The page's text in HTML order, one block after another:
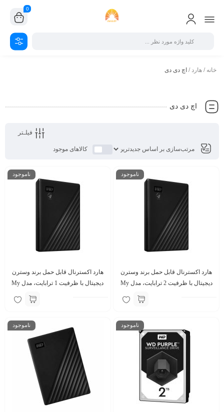
0
خانه / هارد/ اچ دی دی
اچ دی دی
فیلـتر
کالاهای موجود
ناموجود
هارد اکسترنال قابل حمل برند وسترن
دیجیتال با ظرفیت 2 ترابایت، مدل My
ناموجود
هارد اکسترنال قابل حمل برند وسترن
دیجیتال با ظرفیت 1 ترابایت، مدل My
ناموجود ناموجود